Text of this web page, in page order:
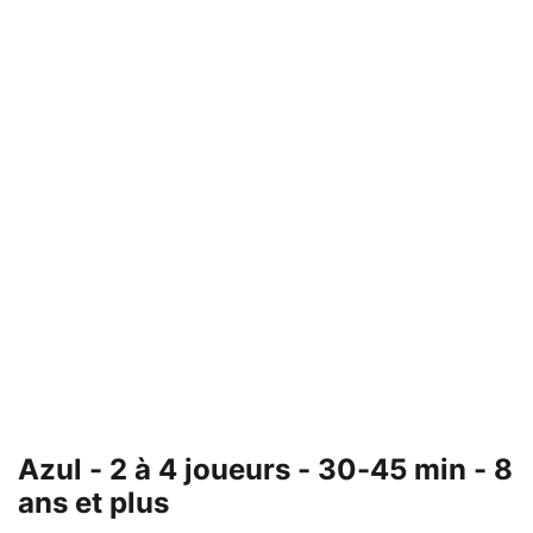
Azul - 2 à 4 joueurs - 30-45 min - 8
ans et plus